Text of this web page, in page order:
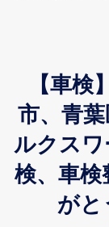
【車検
市、青
ルクス
検、車検
がと